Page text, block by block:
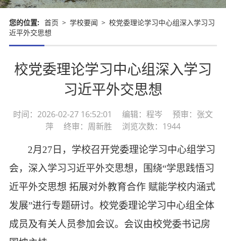
您的位置: 首页 > 学校要闻 > 校党委理论学习中心组深入学习习
近平外交思想
校党委理论学习中心组深入学习
习近平外交思想
时间：2026-02-27 16:52:01 编辑：程岑 预审：张文
萍 终审：周新胜 浏览次数：1944
2月 27 日，学校召开党委理论学习中心组学习
会，深入学习习近平外交思想，围绕“学思践悟习
近平外交思想 拓展对外教育合作 赋能学校内涵式
发展”进行专题研讨。校党委理论学习中心组全体
成员及有关人员参加会议。会议由校党委书记房